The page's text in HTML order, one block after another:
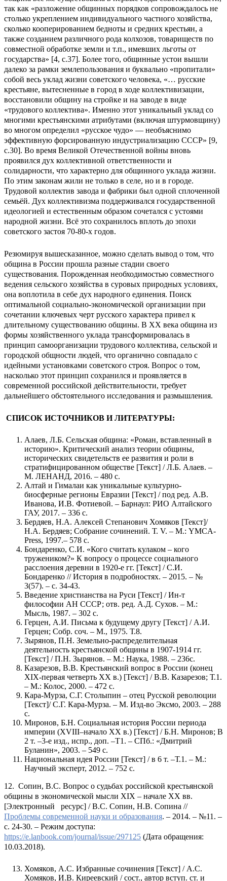
так как «разложение общинных порядков сопровождалось не
столько укреплением индивидуального частного хозяйства,
сколько кооперированием бедноты и средних крестьян, а
также созданием различного рода колхозов, товариществ по
совместной обработке земли и т.п., имевших льготы от
государства» [4, с.37]. Более того, общинные устои вышли
далеко за рамки землепользования и буквально «пропитали»
собой весь уклад жизни советского человека, «… русские
крестьяне, вытесненные в город в ходе коллективизации,
восстановили общину на стройке и на заводе в виде
«трудового коллектива». Именно этот уникальный уклад со
многими крестьянскими атрибутами (включая штурмовщину)
во многом определил «русское чудо» — необъяснимо
эффективную форсированную индустриализацию СССР» [9,
с.30]. Во время Великой Отечественной войны вновь
проявился дух коллективной ответственности и
солидарности, что характерно для общинного уклада жизни.
По этим законам жили не только в селе, но и в городе.
Трудовой коллектив завода и фабрики был одной сплоченной
семьёй. Дух коллективизма поддерживался государственной
идеологией и естественным образом сочетался с устоями
народной жизни. Всё это сохранилось вплоть до эпохи
советского застоя 70-80-х годов.
Резюмируя вышесказанное, можно сделать вывод о том, что
община в России прошла разные стадии своего
существования. Порожденная необходимостью совместного
ведения сельского хозяйства в суровых природных условиях,
она воплотила в себе дух народного единения. Поиск
оптимальной социально-экономической организации при
сочетании ключевых черт русского характера привел к
длительному существованию общины. В ХХ века община из
формы хозяйственного уклада трансформировалась в
принцип самоорганизации трудового коллектива, сельской и
городской общности людей, что органично совпадало с
идейными установками советского строя. Вопрос о том,
насколько этот принцип сохранился и проявляется в
современной российской действительности, требует
дальнейшего обстоятельного исследования и размышления.
СПИСОК ИСТОЧНИКОВ И ЛИТЕРАТУРЫ:
Алаев, Л.Б. Сельская община: «Роман, вставленный в
историю». Критический анализ теории общины,
исторических свидетельств ее развития и роли в
стратифицированном обществе [Текст] / Л.Б. Алаев. –
М. ЛЕНАНД, 2016. – 480 с.
Алтай и Гималаи как уникальные культурно-
биосферные регионы Евразии [Текст] / под ред. А.В.
Иванова, И.В. Фотиевой. – Барнаул: РИО Алтайского
ГАУ, 2017. – 336 с.
Бердяев, Н.А. Алексей Степанович Хомяков [Текст]/
Н.А. Бердяев; Собрание сочинений. Т. V. – М.: YMCA-
Press, 1997.– 578 с.
Бондаренко, С.И. «Кого считать кулаком – кого
тружеником?» К вопросу о процессе социального
расслоения деревни в 1920-е гг. [Текст] / С.И.
Бондаренко // История в подробностях. – 2015. – №
3(57). – с. 34-43.
Введение христианства на Руси [Текст] / Ин-т
философии АН СССР; отв. ред. А.Д. Сухов. – М.:
Мысль, 1987. – 302 с.
Герцен, А.И. Письма к будущему другу [Текст] / А.И.
Герцен; Собр. соч. – М., 1975. Т.8.
Зырянов, П.Н. Земельно-распределительная
деятельность крестьянской общины в 1907-1914 гг.
[Текст] / П.Н. Зырянов. – М.: Наука, 1988. – 236с.
Казарезов, В.В. Крестьянский вопрос в России (конец
XIX-первая четверть XX в.) [Текст] / В.В. Казарезов; Т.1.
– М.: Колос, 2000. – 472 с.
Кара-Мурза, С.Г. Столыпин – отец Русской революции
[Текст]/ С.Г. Кара-Мурза. – М. Изд-во Эксмо, 2003. – 288
с.
Миронов, Б.Н. Социальная история России периода
империи (XVIII–начало XX в.) [Текст] / Б.Н. Миронов; В
2 т. –3-е изд., испр., доп. –Т1. – СПб.: «Дмитрий
Буланин», 2003. – 549 с.
Национальная идея России [Текст] / в 6 т. –Т.1. – М.:
Научный эксперт, 2012. – 752 с.
12. Сопин, В.С. Вопрос о судьбах российской крестьянской
общины в экономической мысли XIX – начале XX вв.
[Электронный ресурс] / В.С. Сопин, Н.В. Сопина //
Проблемы современной науки и образования. – 2014. – №11. –
с. 24-30. – Режим доступа:
https://e.lanbook.com/journal/issue/297125 (Дата обращения:
10.03.2018).
Хомяков, А.С. Избранные сочинения [Текст] / А.С.
Хомяков, И.В. Киреевский / сост., автор вступ. ст. и